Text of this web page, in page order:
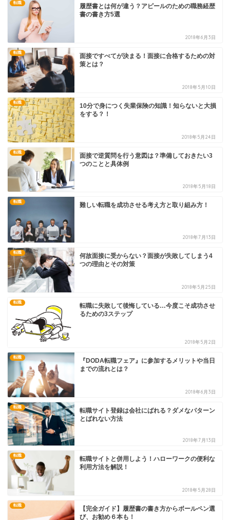
転職
履歴書とは何が違う？アピールのための職務経歴
書の書き方5選
2018年6月3日
転職
面接ですべてが決まる！面接に合格するための対
策とは？
2018年5月10日
転職
10分で身につく失業保険の知識！知らないと大損
をする？！
2018年5月24日
転職
面接で逆質問を行う意図は？準備しておきたい3
つのことと具体例
2018年5月18日
転職 難しい転職を成功させる考え方と取り組み方！
2018年7月13日
転職
何故面接に受からない？面接が失敗してしまう4
つの理由とその対策
2018年5月25日
転職
転職に失敗して後悔している…今度こそ成功させ
るための3ステップ
2018年5月2日
転職
『DODA転職フェア』に参加するメリットや当日
までの流れとは？
2018年6月3日
転職
転職サイト登録は会社にばれる？ダメなパターン
とばれない方法
2018年7月13日
転職
転職サイトと併用しよう！ハローワークの便利な
利用方法を解説！
2018年5月28日
転職
【完全ガイド】履歴書の書き方からボールペン選
び、お勧め６本も！